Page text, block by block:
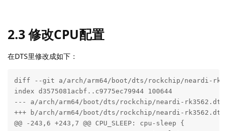
2.3 修改CPU配置
在DTS里修改成如下：
diff --git a/arch/arm64/boot/dts/rockchip/neardi-
index d3575081acbf..c9775ec79944 100644
--- a/arch/arm64/boot/dts/rockchip/neardi-
+++ b/arch/arm64/boot/dts/rockchip/neardi-
@@ -243,6 +243,7 @@ CPU_SLEEP: cpu-sleep {